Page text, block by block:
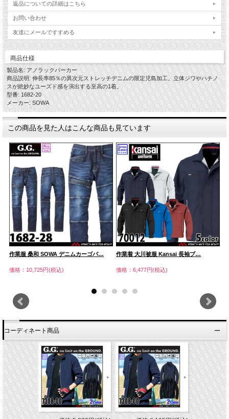
返品についての詳細はこちら
お問い合わせ
友達にメールですすめる
商品仕様
製品名: アノラックパーカー
商品説明: 伸長率85％の異次元ストレッチデニムの限定児島加工。立体ジワやハチノ
スが絶妙なユーズド感を演出する至高の1着。
型番: 1682-20
メーカー: SOWA
この商品を見た人はこんな商品も見ています
作業服 桑和 SOWA デニムカーゴパ…
価格：10,725円(税込)
作業着 大川被服 Kansai 長袖ブ…
価格：6,477円(税込)
コーディネート商品